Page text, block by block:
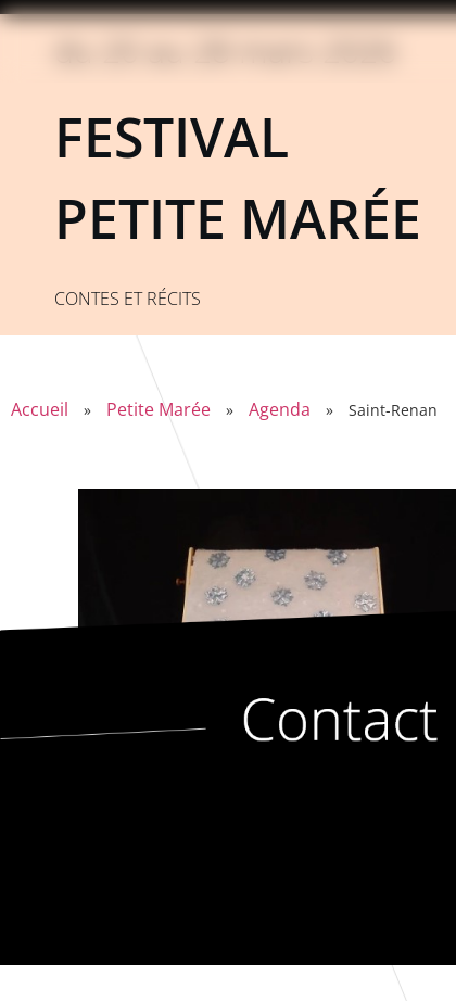
FESTIVAL
PETITE MARÉE
CONTES ET RÉCITS
Accueil » Petite Marée » Agenda » Saint-Renan